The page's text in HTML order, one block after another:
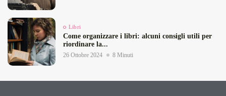
Libri
Come organizzare i libri: alcuni consigli utili per
riordinare la...
26 Ottobre 2024 8 Minuti